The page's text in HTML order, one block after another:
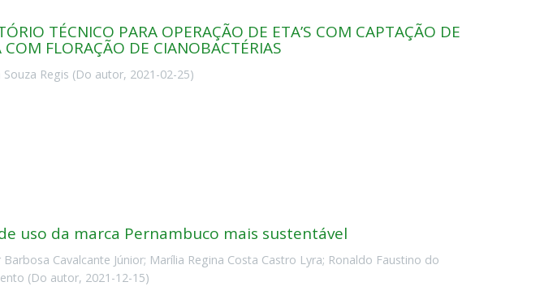
TÉCNICO PARA OPERAÇÃO DE ETA’S COM CAPTAÇÃO DE
COM FLORAÇÃO DE CIANOBACTÉRIAS
Regis (Do autor, 2021-02-25)
uso da marca Pernambuco mais sustentável
Barbosa Cavalcante Júnior; Marília Regina Costa Castro Lyra; Ronaldo Faustino do
(Do autor, 2021-12-15)